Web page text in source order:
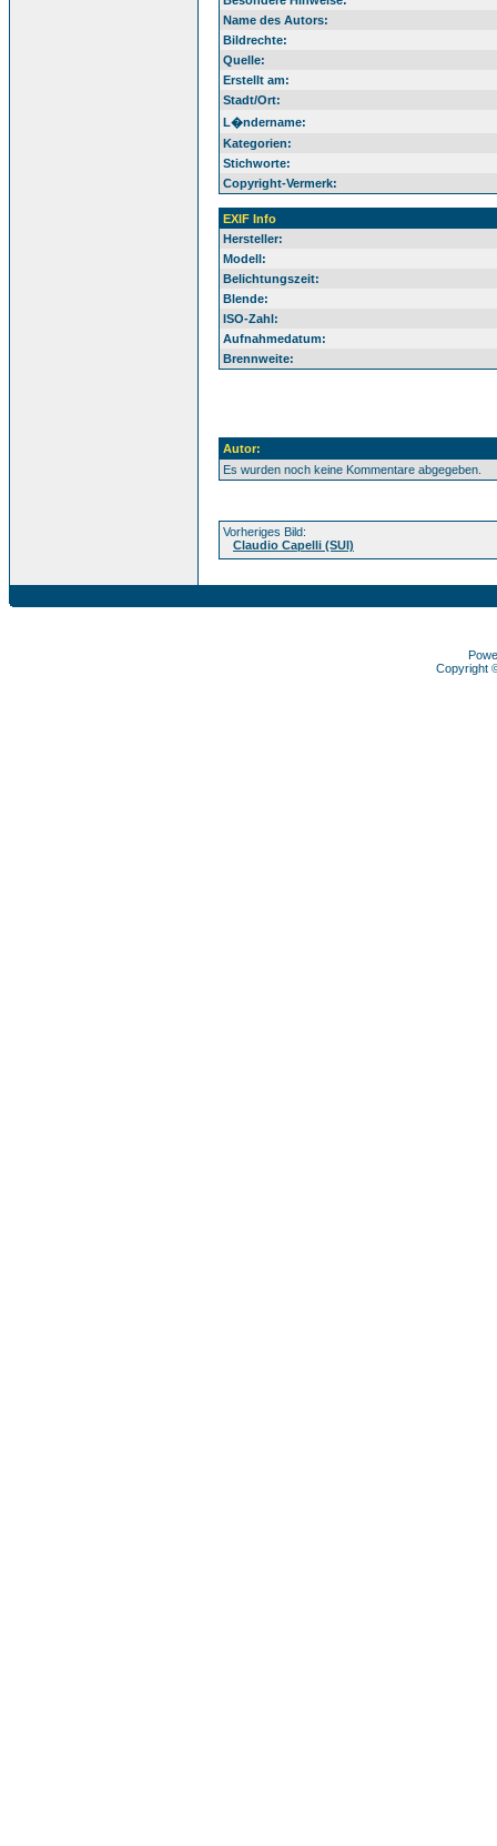
Name des Autors:
Bildrechte:
Quelle:
Erstellt am:
Stadt/Ort:
L�ndername:
Kategorien:
Stichworte:
Copyright-Vermerk:
EXIF Info
Hersteller:
Modell:
Belichtungszeit:
Blende:
ISO-Zahl:
Aufnahmedatum:
Brennweite:
Autor:
Es wurden noch keine Kommentare abgegeben.
Vorheriges Bild:
Claudio Capelli (SUI)
Copyright